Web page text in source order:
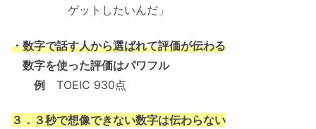
ゲットしたいんだ」
・数字で話す人から選ばれて評価が伝わる
数字を使った評価はパワフル
例 TOEIC 930点
３．３秒で想像できない数字は伝わらない